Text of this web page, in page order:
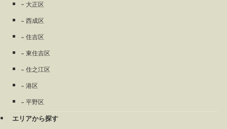
大正区
西成区
住吉区
東住吉区
住之江区
港区
平野区
エリアから探す